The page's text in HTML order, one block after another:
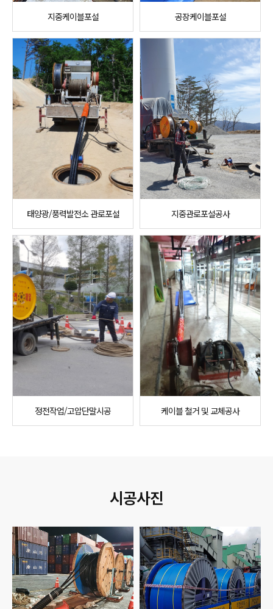
지중케이블포설 공장케이블포설
태양광/풍력발전소 관로포설 지중관로포설공사
정전작업/고압단말시공 케이블 철거 및 교체공사
시공사진